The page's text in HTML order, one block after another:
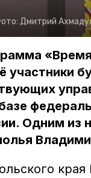
Дмитрий
участники
Одним из